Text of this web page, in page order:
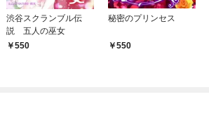
渋谷スクランブル伝
説 五人の巫女
550
秘密のプリンセス
550